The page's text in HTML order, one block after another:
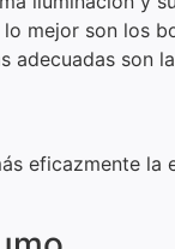
mejor son los
son
eficazmente